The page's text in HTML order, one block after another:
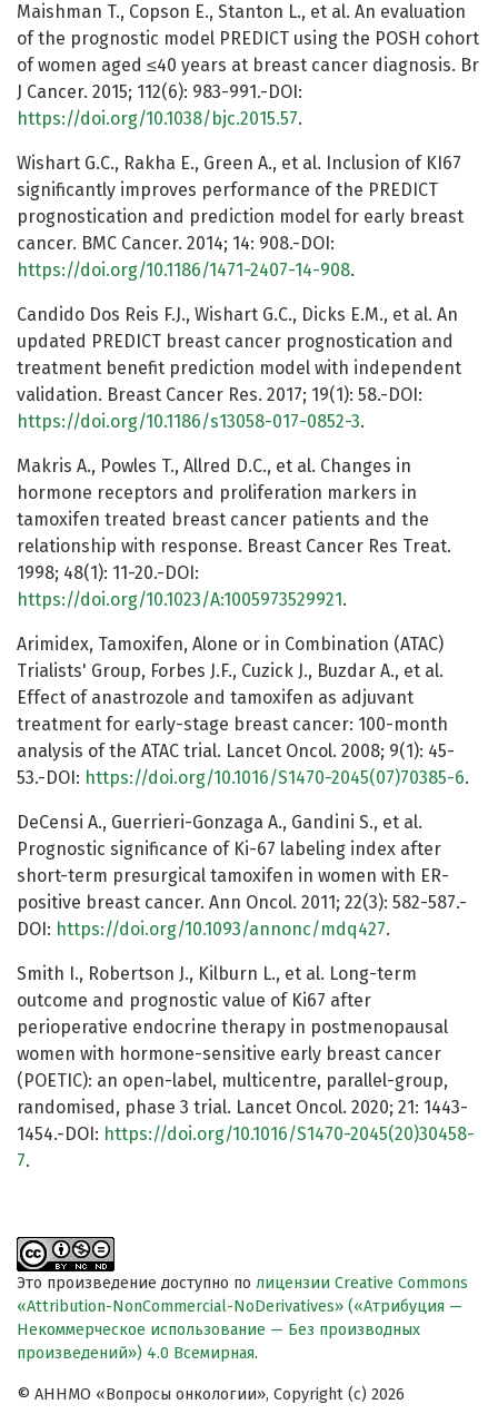
Maishman T., Copson E., Stanton L., et al. An evaluation
of the prognostic model PREDICT using the POSH cohort
of women aged ≤40 years at breast cancer diagnosis. Br
J Cancer. 2015; 112(6): 983-991.-DOI:
https://doi.org/10.1038/bjc.2015.57.
Wishart G.C., Rakha E., Green A., et al. Inclusion of KI67
significantly improves performance of the PREDICT
prognostication and prediction model for early breast
cancer. BMC Cancer. 2014; 14: 908.-DOI:
https://doi.org/10.1186/1471-2407-14-908.
Candido Dos Reis F.J., Wishart G.C., Dicks E.M., et al. An
updated PREDICT breast cancer prognostication and
treatment benefit prediction model with independent
validation. Breast Cancer Res. 2017; 19(1): 58.-DOI:
https://doi.org/10.1186/s13058-017-0852-3.
Makris A., Powles T., Allred D.C., et al. Changes in
hormone receptors and proliferation markers in
tamoxifen treated breast cancer patients and the
relationship with response. Breast Cancer Res Treat.
1998; 48(1): 11-20.-DOI:
https://doi.org/10.1023/A:1005973529921 .
Arimidex, Tamoxifen, Alone or in Combination (ATAC)
Trialists' Group, Forbes J.F., Cuzick J., Buzdar A., et al.
Effect of anastrozole and tamoxifen as adjuvant
treatment for early-stage breast cancer: 100-month
analysis of the ATAC trial. Lancet Oncol. 2008; 9(1): 45-
53.-DOI: https://doi.org/10.1016/S1470-2045(07)70385-6.
DeCensi A., Guerrieri-Gonzaga A., Gandini S., et al.
Prognostic significance of Ki-67 labeling index after
short-term presurgical tamoxifen in women with ER-
positive breast cancer. Ann Oncol. 2011; 22(3): 582-587.-
DOI: https://doi.org/10.1093/annonc/mdq427.
Smith I., Robertson J., Kilburn L., et al. Long-term
outcome and prognostic value of Ki67 after
perioperative endocrine therapy in postmenopausal
women with hormone-sensitive early breast cancer
(POETIC): an open-label, multicentre, parallel-group,
randomised, phase 3 trial. Lancet Oncol. 2020; 21: 1443-
1454.-DOI: https://doi.org/10.1016/S1470-2045(20)30458-
7.
Это произведение доступно по лицензии Creative Commons
«Attribution-NonCommercial-NoDerivatives» («Атрибуция —
Некоммерческое использование — Без производных
произведений») 4.0 Всемирная.
© АННМО «Вопросы онкологии», Copyright (c) 2026